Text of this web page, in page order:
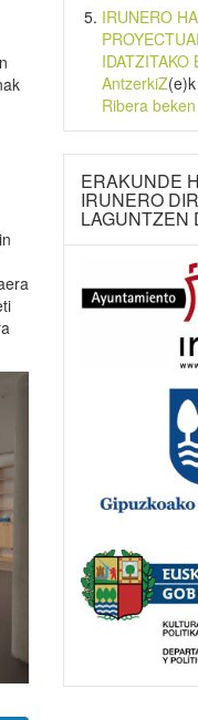
IRUNERO
IDATZITAKO
AntzerkiZ(e)k
Ribera
ERAKUNDE
IRUNERO
LAGUNTZEN